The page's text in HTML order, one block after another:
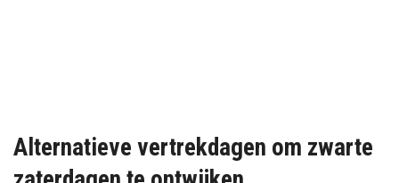
Alternatieve vertrekdagen om zwarte